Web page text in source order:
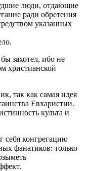
люди, отдающие
ради обретения
указанных
захотел, ибо не
христианской
так как самая идея
Евхаристии.
культа и
себя конгрегацию
фанатиков: только